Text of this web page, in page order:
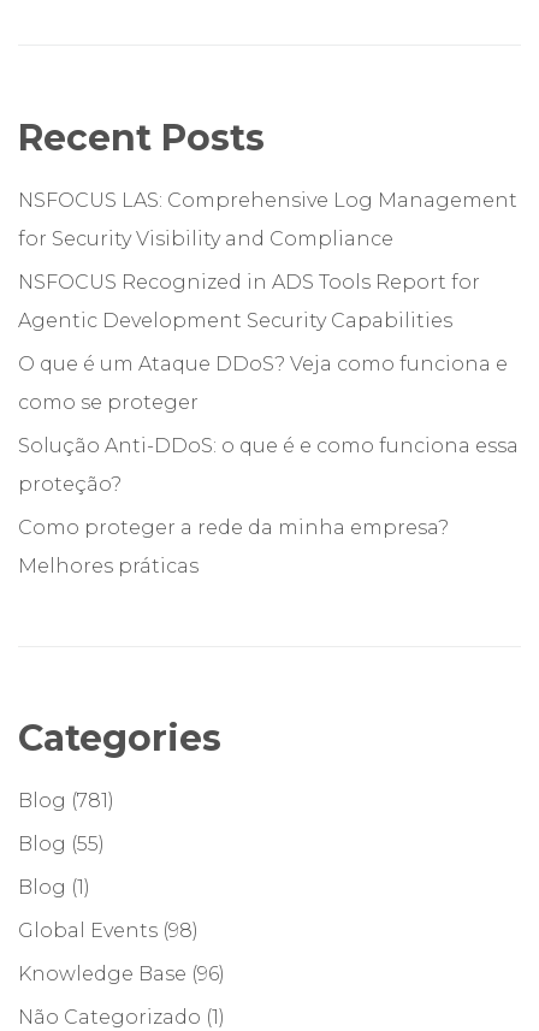
Recent Posts
NSFOCUS LAS: Comprehensive Log Management
for Security Visibility and Compliance
NSFOCUS Recognized in ADS Tools Report for
Agentic Development Security Capabilities
O que é um Ataque DDoS? Veja como funciona e
como se proteger
Solução Anti-DDoS: o que é e como funciona essa
proteção?
Como proteger a rede da minha empresa?
Melhores práticas
Categories
Blog (781)
Blog (55)
Blog (1)
Global Events (98)
Knowledge Base (96)
Não Categorizado (1)